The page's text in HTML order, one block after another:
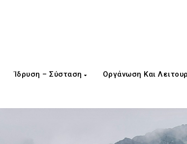
Ίδρυση – Σύσταση Οργάνωση Και